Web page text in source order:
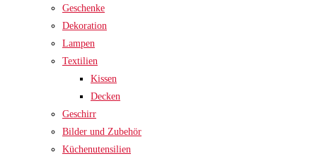
Geschenke
Dekoration
Lampen
Textilien
Kissen
Decken
Geschirr
Bilder und Zubehör
Küchenutensilien